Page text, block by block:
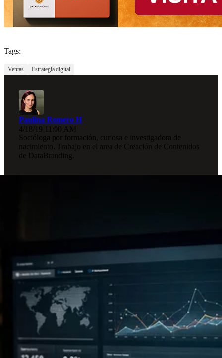
Tags:
Ventas Estrategia digital
Paulina Romero H
4/18/19 11:00 AM
Socióloga por formación, curiosa e investigadora de
nacimiento. Trabajo en el area de Creación de Contenidos
de DataBranding.